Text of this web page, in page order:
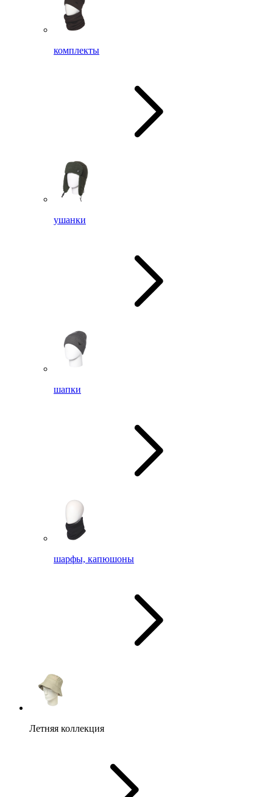
комплекты
ушанки
шапки
шарфы, капюшоны
Летняя коллекция